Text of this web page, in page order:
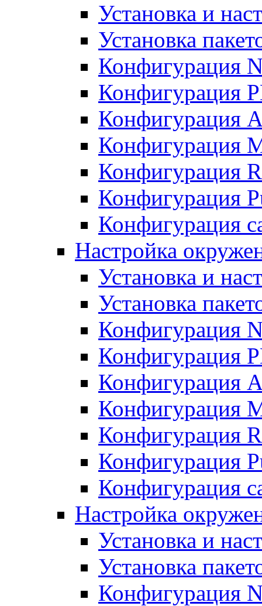
Установка и
Установка
Конфигурация
Конфигурация
Конфигурация
Конфигурация
Конфигурация
Конфигурация
Конфигурация
Настройка
Установка и
Установка
Конфигурация
Конфигурация
Конфигурация
Конфигурация
Конфигурация
Конфигурация
Конфигурация
Настройка
Установка и
Установка
Конфигурация